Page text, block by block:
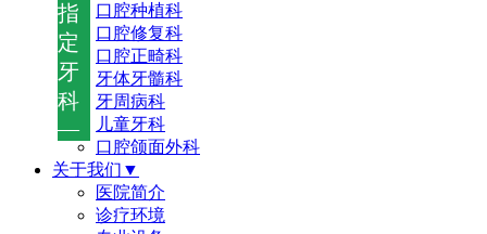
指
定
牙
科
—
口腔种植科
口腔修复科
口腔正畸科
牙体牙髓科
牙周病科
儿童牙科
口腔颌面外科
关于我们▼
医院简介
诊疗环境